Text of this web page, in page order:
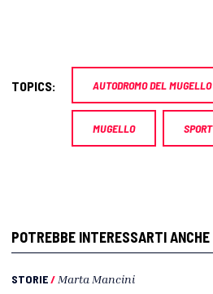
TOPICS: AUTODROMO DEL MUGELLO
MUGELLO SPORT
POTREBBE INTERESSARTI ANCHE
STORIE/ Marta Mancini